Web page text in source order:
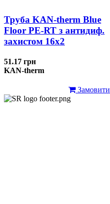
Труба KAN-therm Blue
Floor PE-RT з антидиф.
захистом 16х2
51.17 грн
KAN-therm
Замовити